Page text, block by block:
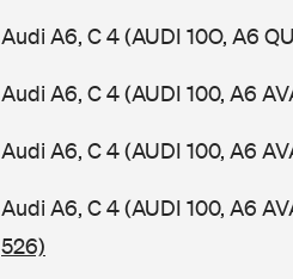
Audi A6, C 4 (AUDI 10O, A6
Audi A6, C 4 (AUDI 100, A6
Audi A6, C 4 (AUDI 100, A6
Audi A6, C 4 (AUDI 100, A6
526)